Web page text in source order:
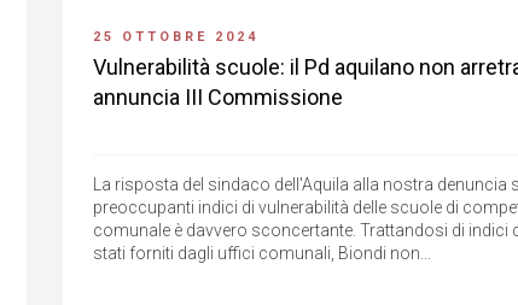
25 OTTOBRE 2024
Vulnerabilità scuole: il Pd aquilano non
annuncia III Commissione
La risposta del sindaco dell'Aquila alla nostra denuncia
preoccupanti indici di vulnerabilità delle scuole di
comunale è davvero sconcertante. Trattandosi di indici
stati forniti dagli uffici comunali, Biondi non...